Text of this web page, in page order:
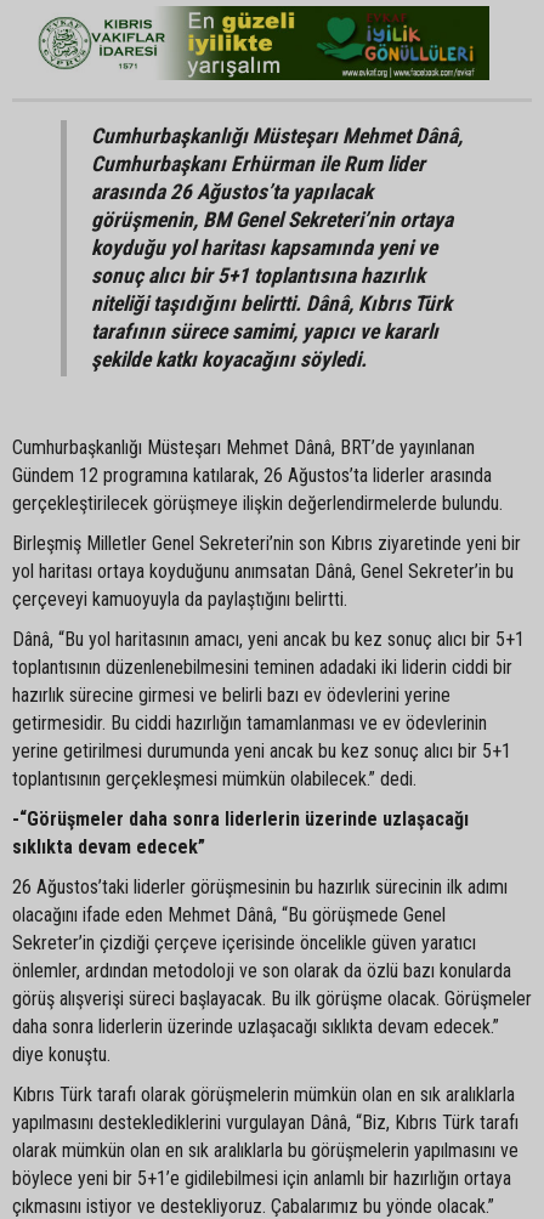
Cumhurbaşkanlığı Müsteşarı Mehmet Dânâ,
Cumhurbaşkanı Erhürman ile Rum lider
arasında 26 Ağustos’ta yapılacak
görüşmenin, BM Genel Sekreteri’nin ortaya
koyduğu yol haritası kapsamında yeni ve
sonuç alıcı bir 5+1 toplantısına hazırlık
niteliği taşıdığını belirtti. Dânâ, Kıbrıs Türk
tarafının sürece samimi, yapıcı ve kararlı
şekilde katkı koyacağını söyledi.
Cumhurbaşkanlığı Müsteşarı Mehmet Dânâ, BRT’de yayınlanan
Gündem 12 programına katılarak, 26 Ağustos’ta liderler arasında
gerçekleştirilecek görüşmeye ilişkin değerlendirmelerde bulundu.
Birleşmiş Milletler Genel Sekreteri’nin son Kıbrıs ziyaretinde yeni bir
yol haritası ortaya koyduğunu anımsatan Dânâ, Genel Sekreter’in bu
çerçeveyi kamuoyuyla da paylaştığını belirtti.
Dânâ, “Bu yol haritasının amacı, yeni ancak bu kez sonuç alıcı bir 5+1
toplantısının düzenlenebilmesini teminen adadaki iki liderin ciddi bir
hazırlık sürecine girmesi ve belirli bazı ev ödevlerini yerine
getirmesidir. Bu ciddi hazırlığın tamamlanması ve ev ödevlerinin
yerine getirilmesi durumunda yeni ancak bu kez sonuç alıcı bir 5+1
toplantısının gerçekleşmesi mümkün olabilecek.” dedi.
-“Görüşmeler daha sonra liderlerin üzerinde uzlaşacağı
sıklıkta devam edecek”
26 Ağustos’taki liderler görüşmesinin bu hazırlık sürecinin ilk adımı
olacağını ifade eden Mehmet Dânâ, “Bu görüşmede Genel
Sekreter’in çizdiği çerçeve içerisinde öncelikle güven yaratıcı
önlemler, ardından metodoloji ve son olarak da özlü bazı konularda
görüş alışverişi süreci başlayacak. Bu ilk görüşme olacak. Görüşmeler
daha sonra liderlerin üzerinde uzlaşacağı sıklıkta devam edecek.”
diye konuştu.
Kıbrıs Türk tarafı olarak görüşmelerin mümkün olan en sık aralıklarla
yapılmasını desteklediklerini vurgulayan Dânâ, “Biz, Kıbrıs Türk tarafı
olarak mümkün olan en sık aralıklarla bu görüşmelerin yapılmasını ve
böylece yeni bir 5+1’e gidilebilmesi için anlamlı bir hazırlığın ortaya
çıkmasını istiyor ve destekliyoruz. Çabalarımız bu yönde olacak.”